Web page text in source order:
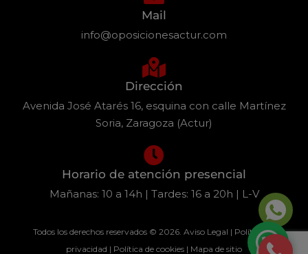
Mail
info@oposicionesactur.com
Dirección
Avenida José Atarés 16, esquina con calle Martínez
Soria, Zaragoza (Actur)
Horario de atención presencial
Mañanas: 10 a 14h | Tardes: 16 a 20h | L-V
Todos los derechos reservados © 2026. Aviso Legal | Política de
privacidad | Política de cookies | Mapa de sitio